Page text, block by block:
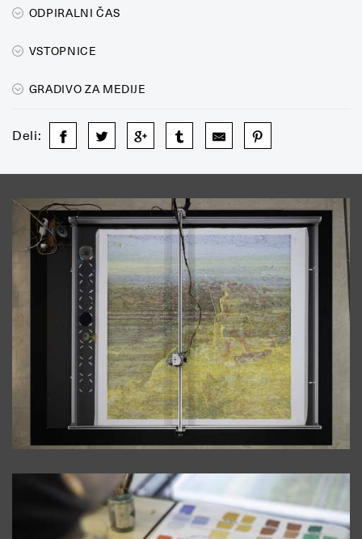
ODPIRALNI ČAS
VSTOPNICE
GRADIVO ZA MEDIJE
Deli: